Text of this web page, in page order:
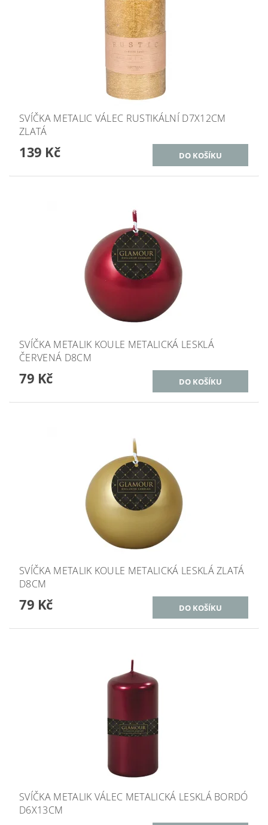
SVÍČKA METALIC VÁLEC RUSTIKÁLNÍ D7X12CM
ZLATÁ
139 Kč
SVÍČKA METALIK KOULE METALICKÁ LESKLÁ
ČERVENÁ D8CM
79 Kč
SVÍČKA METALIK KOULE METALICKÁ LESKLÁ ZLATÁ
D8CM
79 Kč
SVÍČKA METALIK VÁLEC METALICKÁ LESKLÁ BORDÓ
D6X13CM